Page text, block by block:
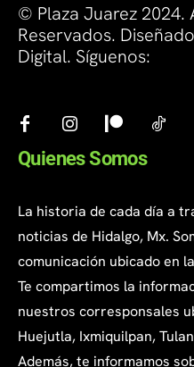
© Plaza Juarez 2024.
Reservados.
Digital. Síguenos:
Quienes Somos
La historia de cada día a
noticias de Hidalgo, Mx.
comunicación ubicado en
Te compartimos la
nuestros corresponsales
Huejutla, Ixmiquilpan,
Además, te informamos